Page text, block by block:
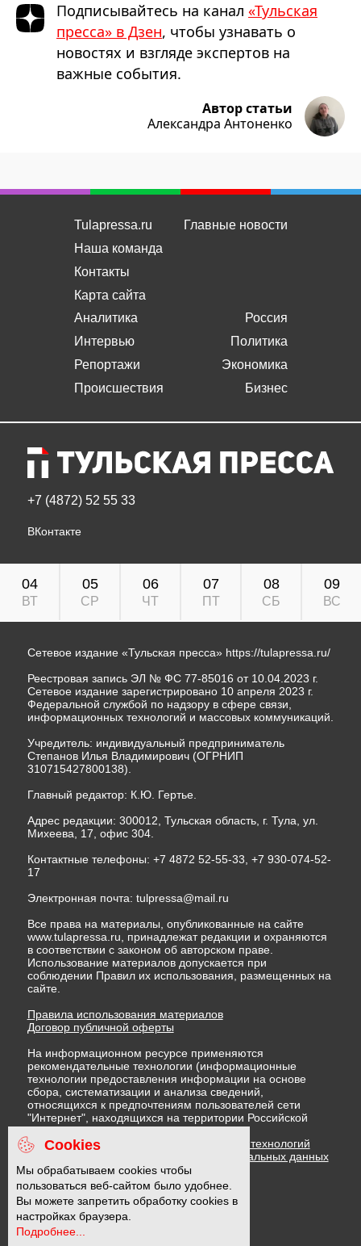
Подписывайтесь на канал «Тульская
пресса» в Дзен, чтобы узнавать о
новостях и взгляде экспертов на
важные события.
Автор статьи
Александра Антоненко
Tulapressa.ru
Наша команда
Контакты
Карта сайта
Главные новости
Аналитика
Интервью
Репортажи
Происшествия
Россия
Политика
Экономика
Бизнес
+7 (4872) 52 55 33
ВКонтакте
04
ВТ
05
СР
06
ЧТ
07
ПТ
08
СБ
09
ВС
Сетевое издание «Тульская пресса» https://tulapressa.ru/
Реестровая запись ЭЛ № ФС 77-85016 от 10.04.2023 г.
Сетевое издание зарегистрировано 10 апреля 2023 г.
Федеральной службой по надзору в сфере связи,
информационных технологий и массовых коммуникаций.
Учредитель: индивидуальный предприниматель
Степанов Илья Владимирович (ОГРНИП
310715427800138).
Главный редактор: К.Ю. Гертье.
Адрес редакции: 300012, Тульская область, г. Тула, ул.
Михеева, 17, офис 304.
Контактные телефоны: +7 4872 52-55-33, +7 930-074-52-
17
Электронная почта: tulpressa@mail.ru
Все права на материалы, опубликованные на сайте
www.tulapressa.ru, принадлежат редакции и охраняются
в соответствии с законом об авторском праве.
Использование материалов допускается при
соблюдении Правил их использования, размещенных на
сайте.
Правила использования материалов
Договор публичной оферты
На информационном ресурсе применяются
рекомендательные технологии (информационные
технологии предоставления информации на основе
сбора, систематизации и анализа сведений,
относящихся к предпочтениям пользователей сети
"Интернет", находящихся на территории Российской
Федерации)
Правила применения рекомендательных технологий
Политика в отношении обработки персональных данных
Политика обработки файлов cookie
16 +
Cookies
Мы обрабатываем cookies чтобы
пользоваться веб-сайтом было удобнее.
Вы можете запретить обработку cookies в
настройках браузера.
Подробнее...